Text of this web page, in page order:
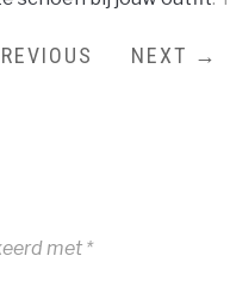
NEXT →
met *